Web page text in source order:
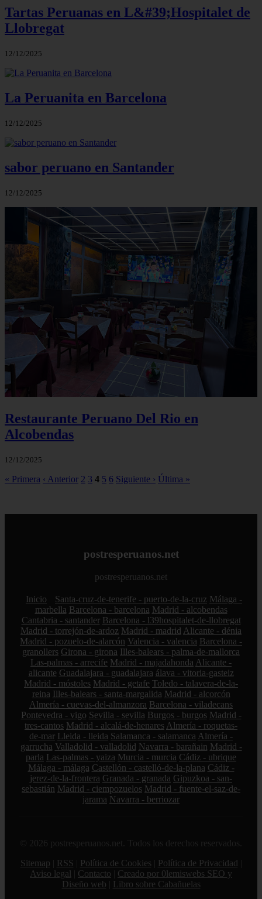
Tartas Peruanas en L&#39;Hospitalet de
Llobregat
12/12/2025
La Peruanita en Barcelona
12/12/2025
sabor peruano en Santander
12/12/2025
Restaurante Peruano Del Rio en
Alcobendas
12/12/2025
« Primera ‹ Anterior 2 3 4 5 6 Siguiente › Última »
postresperuanos.net
postresperuanos.net
Inicio Santa-cruz-de-tenerife - puerto-de-la-cruz Málaga -
marbella Barcelona - barcelona Madrid - alcobendas
Cantabria - santander Barcelona - l39hospitalet-de-llobregat
Madrid - torrejón-de-ardoz Madrid - madrid Alicante - dénia
Madrid - pozuelo-de-alarcón Valencia - valencia Barcelona -
granollers Girona - girona Illes-balears - palma-de-mallorca
Las-palmas - arrecife Madrid - majadahonda Alicante -
alicante Guadalajara - guadalajara álava - vitoria-gasteiz
Madrid - móstoles Madrid - getafe Toledo - talavera-de-la-
reina Illes-balears - santa-margalida Madrid - alcorcón
Almería - cuevas-del-almanzora Barcelona - viladecans
Pontevedra - vigo Sevilla - sevilla Burgos - burgos Madrid -
tres-cantos Madrid - alcalá-de-henares Almería - roquetas-
de-mar Lleida - lleida Salamanca - salamanca Almería -
garrucha Valladolid - valladolid Navarra - barañain Madrid -
parla Las-palmas - yaiza Murcia - murcia Cádiz - ubrique
Málaga - málaga Castellón - castelló-de-la-plana Cádiz -
jerez-de-la-frontera Granada - granada Gipuzkoa - san-
sebastián Madrid - ciempozuelos Madrid - fuente-el-saz-de-
jarama Navarra - berriozar
© 2026 postresperuanos.net. Todos los derechos reservados.
Sitemap
RSS Política de Cookies Política de Privacidad
Aviso legal
Contacto
Creado por 0lemiswebs SEO y
Diseño web
Libro sobre Cabañuelas